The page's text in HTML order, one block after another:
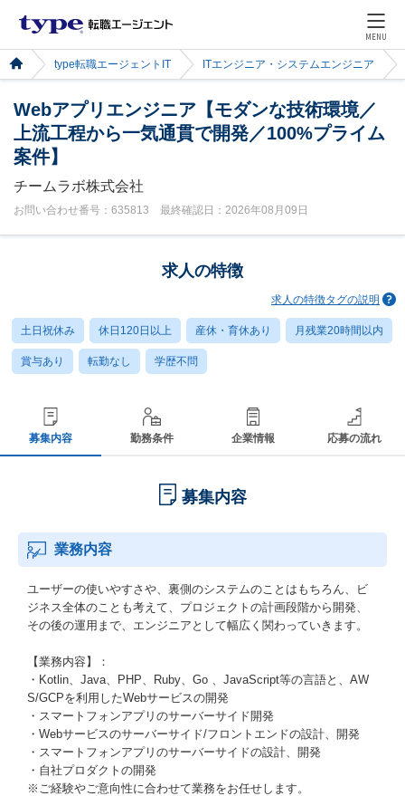
MENU
type転職エージェントIT ITエンジニア・システムエンジニア
Webアプリエンジニア【モダンな技術環境／
上流工程から一気通貫で開発／100%プライム
案件】
チームラボ株式会社
お問い合わせ番号：635813 最終確認日：2026年08月09日
求人の特徴
求人の特徴タグの説明
土日祝休み 休日120日以上 産休・育休あり 月残業20時間以内
賞与あり 転勤なし 学歴不問
募集内容 勤務条件 企業情報 応募の流れ
募集内容
業務内容
ユーザーの使いやすさや、裏側のシステムのことはもちろん、ビ
ジネス全体のことも考えて、プロジェクトの計画段階から開発、
その後の運用まで、エンジニアとして幅広く関わっていきます。
【業務内容】：
・Kotlin、Java、PHP、Ruby、Go 、JavaScript等の言語と、AW
S/GCPを利用したWebサービスの開発
・スマートフォンアプリのサーバーサイド開発
・Webサービスのサーバーサイド/フロントエンドの設計、開発
・スマートフォンアプリのサーバーサイドの設計、開発
・自社プロダクトの開発
※ご経験やご意向性に合わせて業務をお任せします。